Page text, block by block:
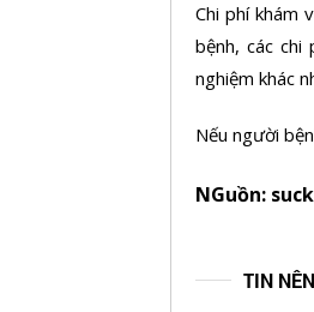
Chi phí khám
bệnh, các chi
nghiệm khác
Nếu người
NGuồn:
TIN